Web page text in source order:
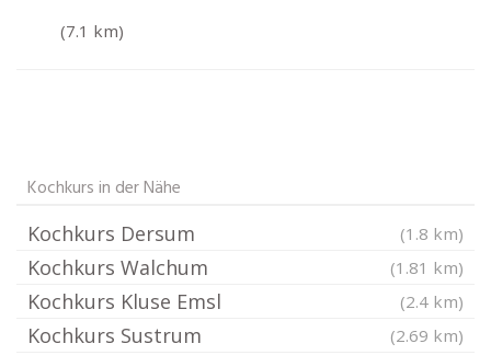
(7.1 km)
Kochkurs in der Nähe
Kochkurs Dersum (1.8 km)
Kochkurs Walchum (1.81 km)
Kochkurs Kluse Emsl (2.4 km)
Kochkurs Sustrum (2.69 km)